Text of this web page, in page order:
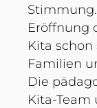
Eröffnung
Kita
Familien
Die
Kita-